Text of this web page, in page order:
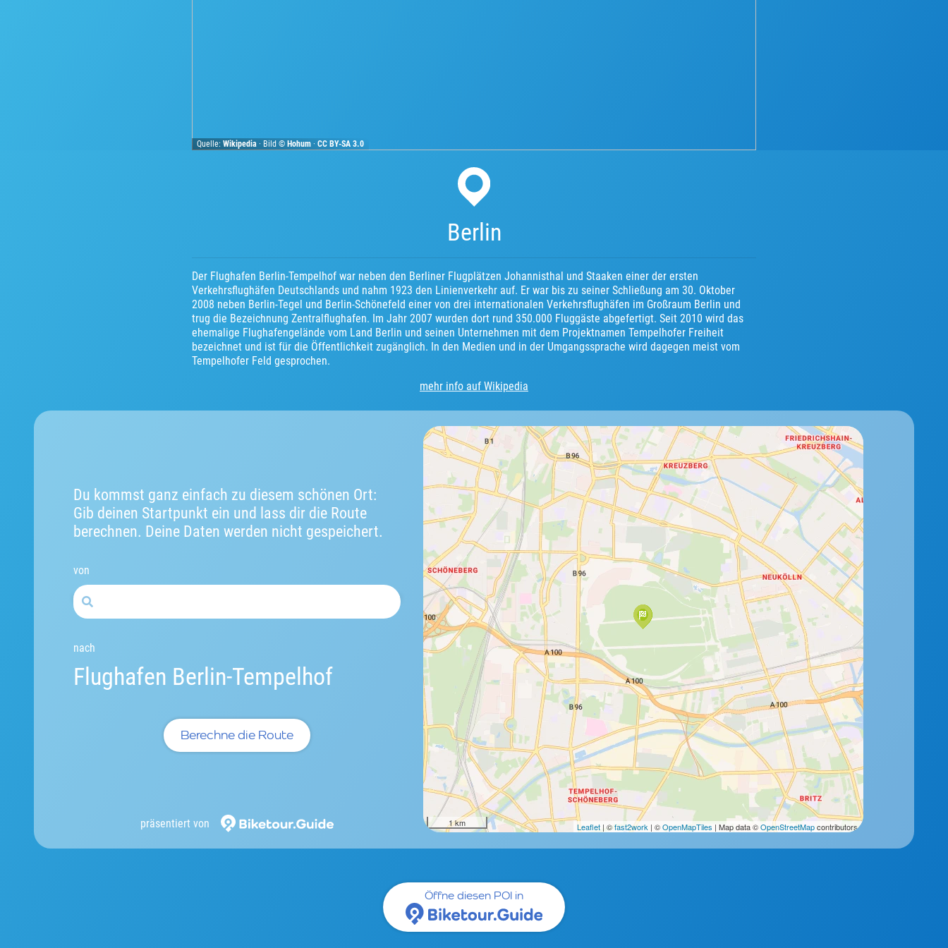
Quelle:Wikipedia · Bild ©Hohum ·CC BY-SA 3.0
Berlin
Der Flughafen Berlin-Tempelhof war neben den Berliner Flugplätzen Johannisthal und Staaken einer der ersten
Verkehrsflughäfen Deutschlands und nahm 1923 den Linienverkehr auf. Er war bis zu seiner Schließung am 30. Oktober
2008 neben Berlin-Tegel und Berlin-Schönefeld einer von drei internationalen Verkehrsflughäfen im Großraum Berlin und
trug die Bezeichnung Zentralflughafen. Im Jahr 2007 wurden dort rund 350.000 Fluggäste abgefertigt. Seit 2010 wird das
ehemalige Flughafengelände vom Land Berlin und seinen Unternehmen mit dem Projektnamen Tempelhofer Freiheit
bezeichnet und ist für die Öffentlichkeit zugänglich. In den Medien und in der Umgangssprache wird dagegen meist vom
Tempelhofer Feld gesprochen.
mehr info auf Wikipedia
Du kommst ganz einfach zu diesem schönen Ort:
Gib deinen Startpunkt ein und lass dir die Route
berechnen. Deine Daten werden nicht gespeichert.
von
nach
Flughafen Berlin-Tempelhof
Berechne die Route
präsentiert von 1 km Leaflet | ©fast2work | ©OpenMapTiles | Map data ©OpenStreetMapcontributors.
Öffne diesen POI in